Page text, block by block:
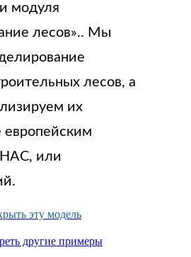
модуля
лесов».. Мы
лесов, а
их
европейским
НАС, или
эту модель
другие примеры